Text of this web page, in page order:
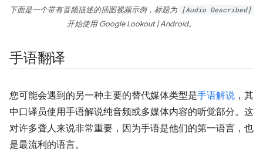
下面是一个带有音频描述的插图视频示例，标题为 [Audio Described]
开始使用 Google Lookout | Android。
手语翻译
您可能会遇到的另一种主要的替代媒体类型是手语解说 ，其
中口译员使用手语解说纯音频或多媒体内容的听觉部分。这
对许多聋人来说非常重要，因为手语是他们的第一语言，也
是最流利的语言。